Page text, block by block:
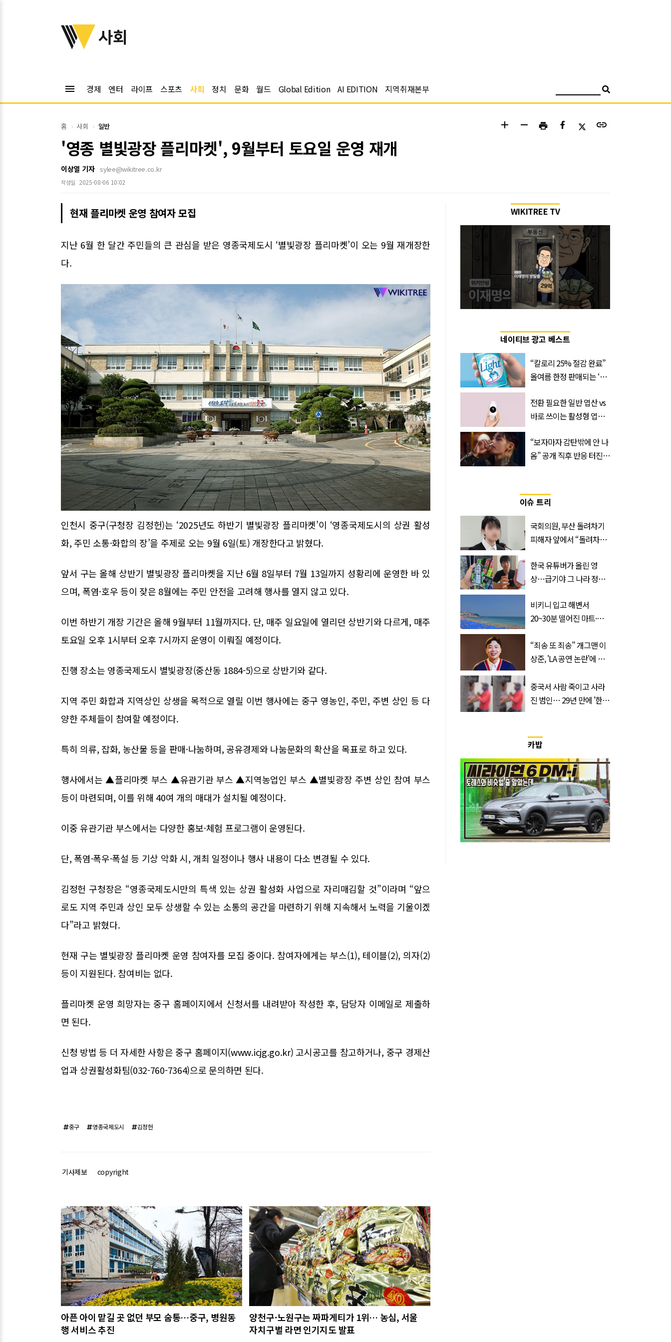
위키트리
사회
menu 경제 엔터 라이프 스포츠 사회 정치 문화 월드 Global Edition AI EDITION 지역취재본부
홈 사회 일반 add remove print link
'영종 별빛광장 플리마켓', 9월부터 토요일 운영 재개
이상열 기자 sylee@wikitree.co.kr
작성일 2025-08-06 10:02
현재 플리마켓 운영 참여자 모집
지난 6월 한 달간 주민들의 큰 관심을 받은 영종국제도시 ‘별빛광장 플리마켓’이 오는 9월 재개장한
다.
인천시 중구(구청장 김정헌)는 ‘2025년도 하반기 별빛광장 플리마켓’이 ‘영종국제도시의 상권 활성
화, 주민 소통·화합의 장’을 주제로 오는 9월 6일(토) 개장한다고 밝혔다.
앞서 구는 올해 상반기 별빛광장 플리마켓을 지난 6월 8일부터 7월 13일까지 성황리에 운영한 바 있
으며, 폭염·호우 등이 잦은 8월에는 주민 안전을 고려해 행사를 열지 않고 있다.
이번 하반기 개장 기간은 올해 9월부터 11월까지다. 단, 매주 일요일에 열리던 상반기와 다르게, 매주
토요일 오후 1시부터 오후 7시까지 운영이 이뤄질 예정이다.
진행 장소는 영종국제도시 별빛광장(중산동 1884-5)으로 상반기와 같다.
지역 주민 화합과 지역상인 상생을 목적으로 열릴 이번 행사에는 중구 영농인, 주민, 주변 상인 등 다
양한 주체들이 참여할 예정이다.
특히 의류, 잡화, 농산물 등을 판매·나눔하며, 공유경제와 나눔문화의 확산을 목표로 하고 있다.
행사에서는 ▲플리마켓 부스 ▲유관기관 부스 ▲지역농업인 부스 ▲별빛광장 주변 상인 참여 부스
등이 마련되며, 이를 위해 40여 개의 매대가 설치될 예정이다.
이중 유관기관 부스에서는 다양한 홍보·체험 프로그램이 운영된다.
단, 폭염·폭우·폭설 등 기상 악화 시, 개최 일정이나 행사 내용이 다소 변경될 수 있다.
김정헌 구청장은 “영종국제도시만의 특색 있는 상권 활성화 사업으로 자리매김할 것”이라며 “앞으
로도 지역 주민과 상인 모두 상생할 수 있는 소통의 공간을 마련하기 위해 지속해서 노력을 기울이겠
다”라고 밝혔다.
현재 구는 별빛광장 플리마켓 운영 참여자를 모집 중이다. 참여자에게는 부스(1), 테이블(2), 의자(2)
등이 지원된다. 참여비는 없다.
플리마켓 운영 희망자는 중구 홈페이지에서 신청서를 내려받아 작성한 후, 담당자 이메일로 제출하
면 된다.
신청 방법 등 더 자세한 사항은 중구 홈페이지(www.icjg.go.kr) 고시공고를 참고하거나, 중구 경제산
업과 상권활성화팀(032-760-7364)으로 문의하면 된다.
중구 영종국제도시 김정헌
기사제보 copyright
관련기사
아픈 아이 맡길 곳 없던 부모 숨통…중구, 병원동
행 서비스 추진
양천구·노원구는 짜파게티가 1위… 농심, 서울
자치구별 라면 인기지도 발표
WIKITREE TV
네이티브 광고 베스트
“칼로리 25% 절감 완료”
올여름 한정 판매되는 ‘최
전환 필요한 일반 엽산 vs
바로 쓰이는 활성형 엽
‘Quatrefolic®’ 주목
“보자마자 감탄밖에 안 나
옴” 공개 직후 반응 터진
이슈 트리
국회의원, 부산 돌려차기
피해자 앞에서 “돌려차기
한국 유튜버가 올린 영
상…급기야 그 나라 정부
비키니 입고 해변서
20~30분 떨어진 마트·주
속출, 반응 폭발
“죄송 또 죄송” 개그맨 이
상준, 'LA 공연 논란'에 고
중국서 사람 죽이고 사라
진 범인… 29년 만에 '한
카밥